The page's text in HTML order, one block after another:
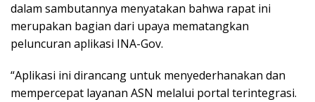
dalam sambutannya menyatakan bahwa rapat ini
merupakan bagian dari upaya mematangkan
peluncuran aplikasi INA-Gov.
“Aplikasi ini dirancang untuk menyederhanakan dan
mempercepat layanan ASN melalui portal terintegrasi.